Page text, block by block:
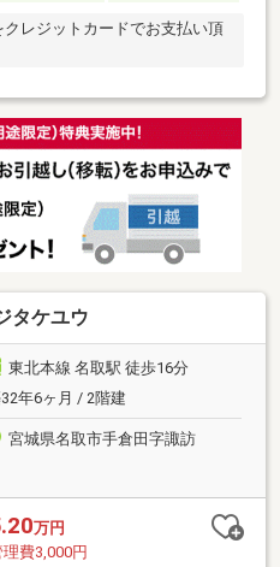
レジットカードでお支払い頂
タケユウ
東北本線 名取駅 徒歩16分
年6ヶ月 / 2階建
宮城県名取市手倉田字諏訪
万円
理費3,000円